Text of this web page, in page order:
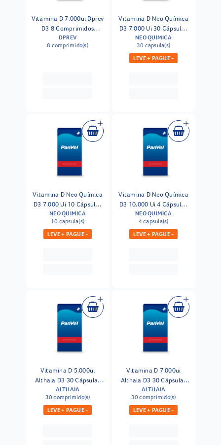
Vitamina D 7.000ui Dprev
D3 8 Comprimidos
Revestidos
DPREV
8 comprimido(s)
Vitamina D Neo Química
D3 7.000 Ui 30 Cápsulas
Gelatinosas
NEO QUIMICA
30 capsula(s)
LEVE + PAGUE -
Vitamina D Neo Química
D3 7.000 Ui 10 Cápsulas
Gelatinosas
NEO QUIMICA
10 capsula(s)
LEVE + PAGUE -
Vitamina D Neo Química
D3 10.000 Ui 4 Cápsulas
Gelatinosas
NEO QUIMICA
4 capsula(s)
LEVE + PAGUE -
Vitamina D 5.000ui
Althaia D3 30 Cápsulas
Moles
ALTHAIA
30 comprimido(s)
LEVE + PAGUE -
Vitamina D 7.000ui
Althaia D3 30 Cápsulas
Moles
ALTHAIA
30 comprimido(s)
LEVE + PAGUE -